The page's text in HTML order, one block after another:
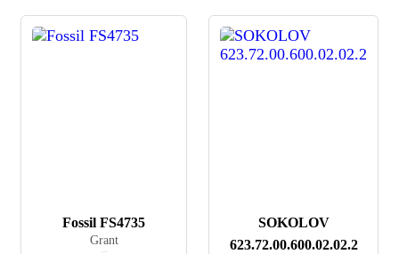
Fossil FS4735
Grant
SOKOLOV
623.72.00.600.02.02.2